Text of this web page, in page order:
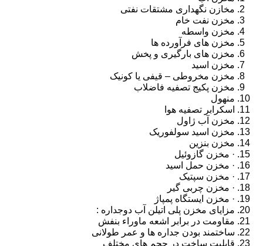
مخازن نگهداری مشتقات نفتی
مخزن نفت خام
مخزن واسطه
مخزن های فرآورده ها
مخزن های بارگیری و پخش
مخزن اسید
مخزن مخروطی – قیفی یا کونیک
مخزن پکیج تصفیه فاضلاب
منهول
اسکرابر تصفیه هوا
مخزن آب ژاول
مخزن اسید سولفوریک
مخزن بنزین
· مخزن گازوئیل
· مخزن حمل اسید
· مخزن سپتیک
· مخزن چربی گیر
· مخزن ایستگاه پمپاژ
مزایای مخزن پلی اتیلن آب دوجداره :
مقاومت در برابر اشعه ماوراء بنفش
ساختمند بودن جداره ها و عمر طولانی
قابلیت ساخت در حجم های مختلف